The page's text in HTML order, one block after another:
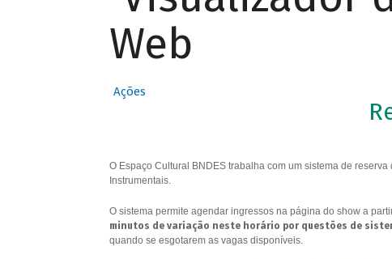
Web
Ações
O Espaço Cultural BNDES trabalha com um sistema de
Instrumentais.
O sistema permite agendar ingressos na página do show a
minutos de variação neste horário por questões de
quando se esgotarem as vagas disponíveis.